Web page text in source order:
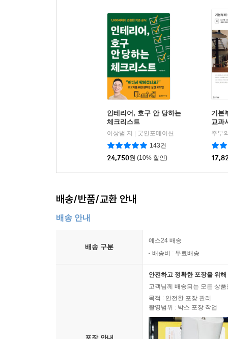
인테리어, 호구 안 당하는
체크리스트
이상범 저
굿인포메이션
143건
24,750원 (10% 할인)
기본
교과
주부
배송/반품/교환 안내
배송 안내
배송 구분
예스24 배송
배송비 : 무료배송
안전하고 정확한 포장을 위
고객님께 배송되는 모든 상
목적 : 안전한 포장 관리
촬영범위 : 박스 포장 작업